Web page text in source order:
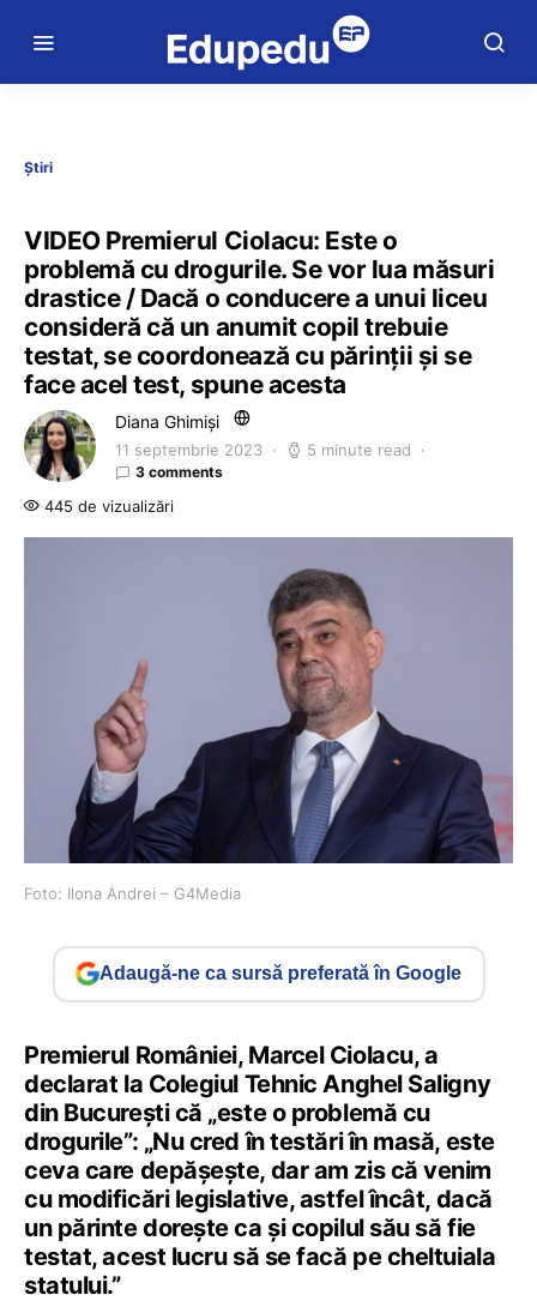
Știri
VIDEO Premierul Ciolacu: Este o
problemă cu drogurile. Se vor lua măsuri
drastice / Dacă o conducere a unui liceu
consideră că un anumit copil trebuie
testat, se coordonează cu părinții și se
face acel test, spune acesta
Diana Ghimiși
11 septembrie 2023 5 minute read
3 comments
445 de vizualizări
Foto: Ilona Andrei – G4Media
Adaugă-ne ca sursă preferată în Google
Premierul României, Marcel Ciolacu, a
declarat la Colegiul Tehnic Anghel Saligny
din București că „este o problemă cu
drogurile”: „Nu cred în testări în masă, este
ceva care depășește, dar am zis că venim
cu modificări legislative, astfel încât, dacă
un părinte dorește ca și copilul său să fie
testat, acest lucru să se facă pe cheltuiala
statului.”